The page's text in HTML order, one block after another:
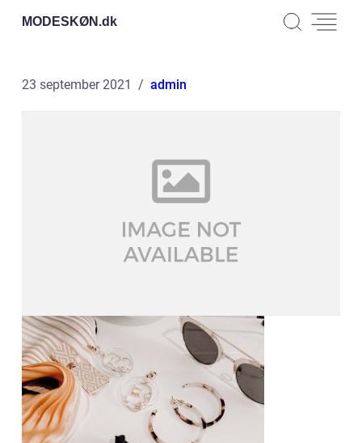
MODESKØN.dk
23 september 2021 admin